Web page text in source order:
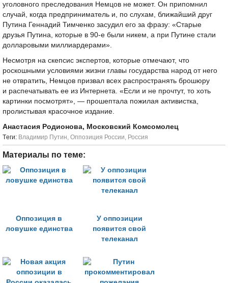
уголовного преследования Немцов не может. Он припомнил
случай, когда предприниматель и, по слухам, ближайший друг
Путина Геннадий Тимченко засудил его за фразу: «Старые
друзья Путина, которые в 90-е были никем, а при Путине стали
долларовыми миллиардерами».
Несмотря на скепсис экспертов, которые отмечают, что
роскошными условиями жизни главы государства народ от него
не отвратить, Немцов призвал всех распространять брошюру
и распечатывать ее из Интернета. «Если и не прочтут, то хоть
картинки посмотрят», — прошептала пожилая активистка,
пролистывая красочное издание.
Анастасия Родионова, Московский Комсомолец
Tеги: Владимир Путин, Оппозиция России, Россия
Материалы по теме:
Оппозиция в
ловушке единства
У оппозиции
появится свой
телеканал